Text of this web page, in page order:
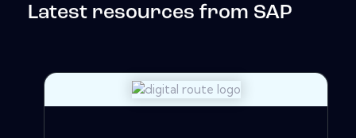
Latest resources from SAP